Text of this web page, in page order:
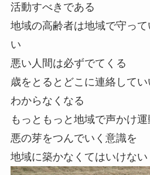
活動すべきである
地域の高齢者は地域で守っ
い
悪い人間は必ずでてくる
歳をとるとどこに連絡して
わからなくなる
もっともっと地域で声かけ運
悪の芽をつんでいく意識を
地域に築かなくてはいけない